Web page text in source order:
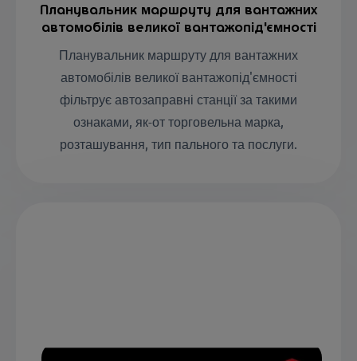
Планувальник маршруту для вантажних
автомобілів великої вантажопід'ємності
Планувальник маршруту для вантажних
автомобілів великої вантажопід'ємності
фільтрує автозаправні станції за такими
ознаками, як-от торговельна марка,
розташування, тип пального та послуги.